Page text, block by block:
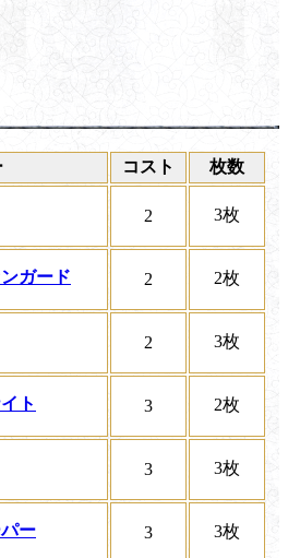
コスト 枚数
2 3枚
ガード 2 2枚
2 3枚
ト 3 2枚
3 3枚
ー 3 3枚